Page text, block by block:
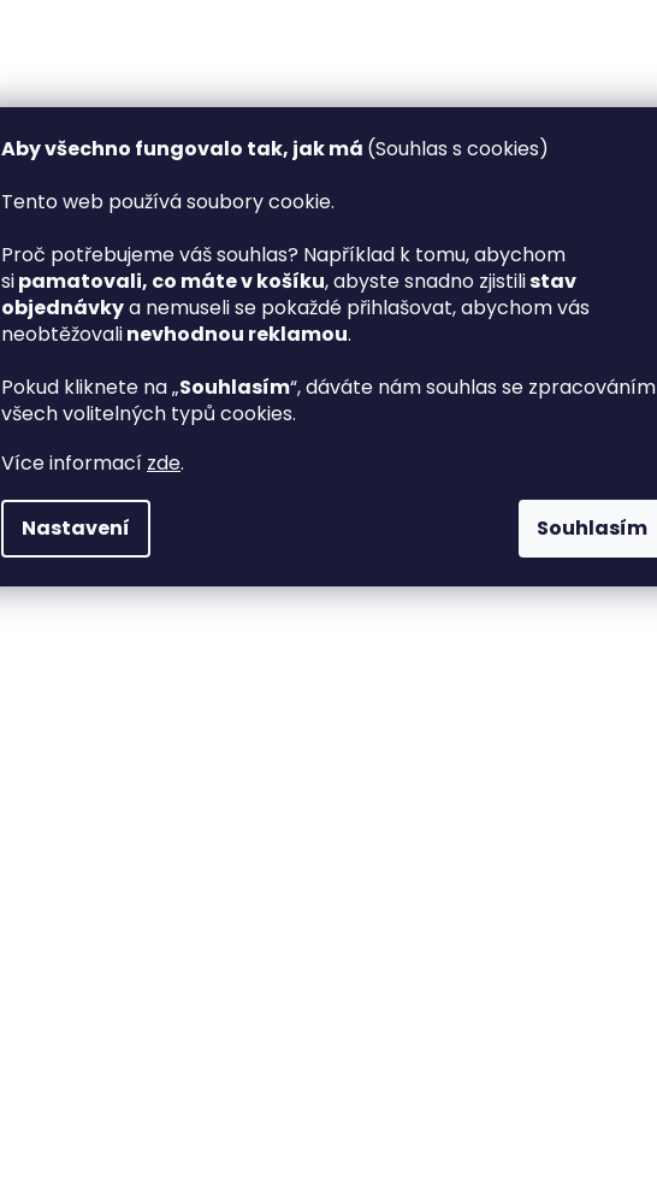
Aby všechno fungovalo tak, jak má (Souhlas s cookies)
Tento web používá soubory cookie.
Proč potřebujeme váš souhlas? Například k tomu, abychom
sipamatovali, co máte v košíku, abyste snadno zjistilistav
objednávkya nemuseli se pokaždé přihlašovat, abychom vás
neobtěžovalinevhodnou reklamou.
Pokud kliknete na „Souhlasím“, dáváte nám souhlas se zpracováním
všech volitelných typů cookies.
Více informací zde.
Nastavení Souhlasím